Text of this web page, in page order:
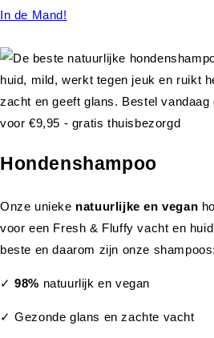
In de Mand!
Hondenshampoo
Onze unieke natuurlijke en vegan
voor een Fresh & Fluffy vacht en
beste en daarom zijn onze shampoos:
✓98% natuurlijk en vegan
✓ Gezonde glans en zachte vacht